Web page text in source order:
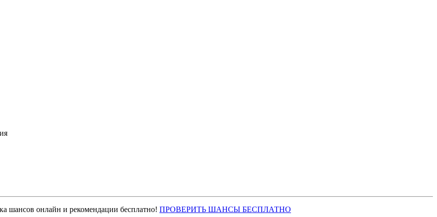
шансов онлайн и рекомендации бесплатно! ПРОВЕРИТЬ ШАНСЫ БЕСПЛАТНО